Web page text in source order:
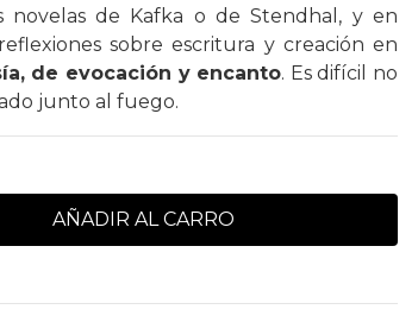
novelas de Kafka o de Stendhal, y en
sobre escritura y creación en
de evocación y encanto. Es difícil no
junto al fuego.